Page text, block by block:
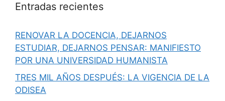
Entradas recientes
RENOVAR LA DOCENCIA, DEJARNOS
ESTUDIAR, DEJARNOS PENSAR: MANIFIESTO
POR UNA UNIVERSIDAD HUMANISTA
TRES MIL AÑOS DESPUÉS: LA VIGENCIA DE LA
ODISEA